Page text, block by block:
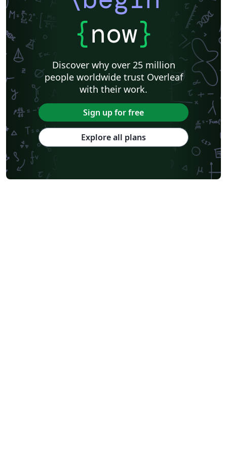
{now}
Discover why over 25 million
people worldwide trust Overleaf
with their work.
Sign up for free
Explore all plans